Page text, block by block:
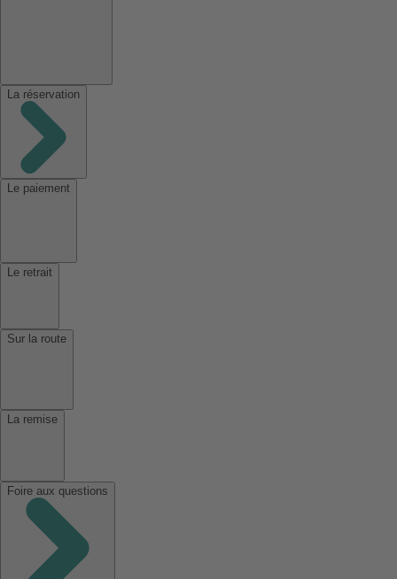
La réservation
Le paiement
Le retrait
Sur la route
La remise
Foire aux questions